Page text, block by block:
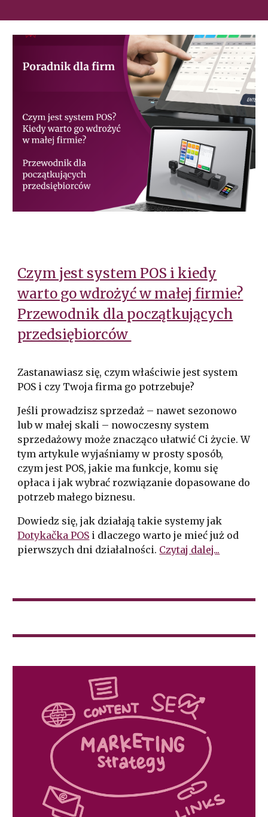
Czym jest system POS i kiedy
warto go wdrożyć w małej firmie?
Przewodnik dla początkujących
przedsiębiorców
Zastanawiasz się, czym właściwie jest system
POS i czy Twoja firma go potrzebuje?
Jeśli prowadzisz sprzedaż – nawet sezonowo
lub w małej skali – nowoczesny system
sprzedażowy może znacząco ułatwić Ci życie. W
tym artykule wyjaśniamy w prosty sposób,
czym jest POS, jakie ma funkcje, komu się
opłaca i jak wybrać rozwiązanie dopasowane do
potrzeb małego biznesu.
Dowiedz się, jak działają takie systemy jak
Dotykačka POS i dlaczego warto je mieć już od
pierwszych dni działalności. Czytaj dalej...